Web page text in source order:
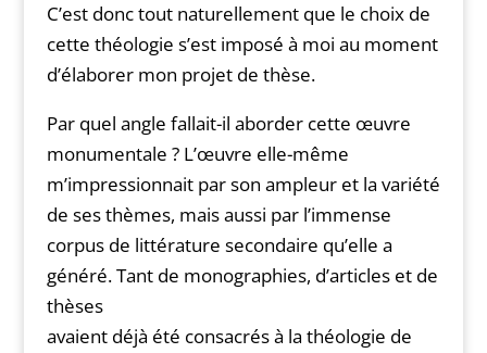
C’est donc tout naturellement que le choix de
cette théologie s’est imposé à moi au moment
d’élaborer mon projet de thèse.
Par quel angle fallait-il aborder cette œuvre
monumentale ? L’œuvre elle-même
m’impressionnait par son ampleur et la variété
de ses thèmes, mais aussi par l’immense
corpus de littérature secondaire qu’elle a
généré. Tant de monographies, d’articles et de
thèses
avaient déjà été consacrés à la théologie de